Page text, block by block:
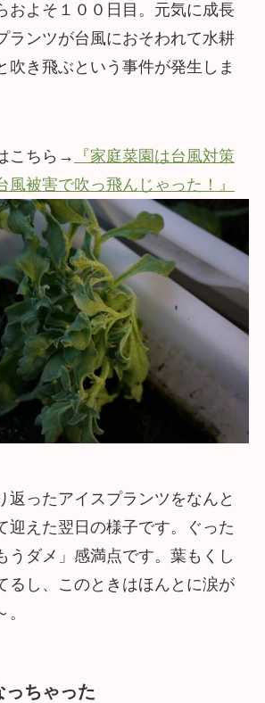
およそ１００日目。元気に成長
ランツが台風におそわれて水耕
吹き飛ぶという事件が発生しま
こちら→
『家庭菜園は台風対策
風被害で吹っ飛んじゃった！』
返ったアイスプランツをなんと
迎えた翌日の様子です。ぐった
うダメ」感満点です。葉もくし
るし、このときはほんとに涙が
っちゃった